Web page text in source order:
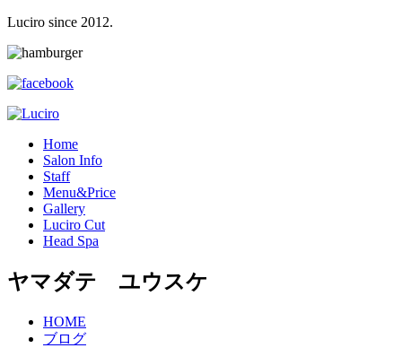
Luciro since 2012.
Home
Salon Info
Staff
Menu&Price
Gallery
Luciro Cut
Head Spa
ヤマダテ ユウスケ
HOME
ブログ